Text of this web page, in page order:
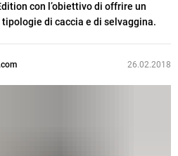
con l’obiettivo di offrire un
di caccia e di selvaggina.
26.02.2018